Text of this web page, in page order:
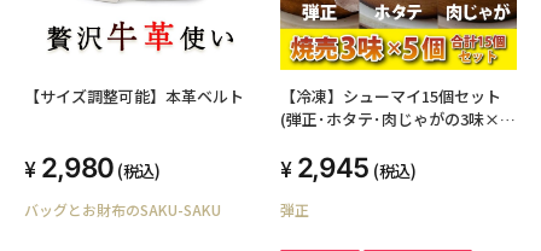
【サイズ調整可能】本革ベルト
2,980 (税込)
バッグとお財布のSAKU-SAKU
【冷凍】シューマイ15個セット
(弾正･ホタテ･肉じゃがの3味×5
2,945 (税込)
弾正